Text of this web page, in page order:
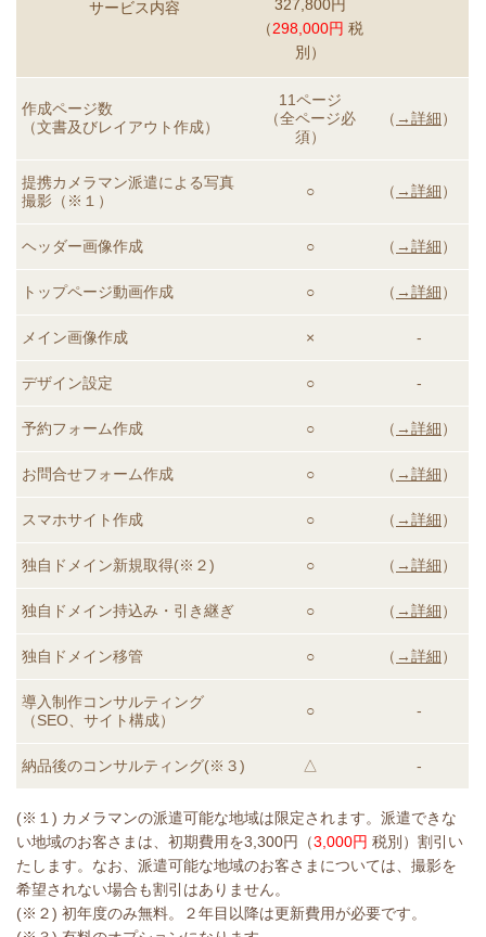
サービス内容
327,800円
（298,000円 税
別）
作成ページ数
（文書及びレイアウト作成）
11ページ
（全ページ必
須）
（ →詳細）
提携カメラマン派遣による写真
撮影（※１）
○ （ →詳細）
ヘッダー画像作成 ○ （ →詳細）
トップページ動画作成 ○ （ →詳細）
メイン画像作成 × -
デザイン設定 ○ -
予約フォーム作成 ○ （ →詳細）
お問合せフォーム作成 ○ （ →詳細）
スマホサイト作成 ○ （ →詳細）
独自ドメイン新規取得(※２) ○ （ →詳細）
独自ドメイン持込み・引き継ぎ ○ （ →詳細）
独自ドメイン移管 ○ （ →詳細）
導入制作コンサルティング
（SEO、サイト構成）
○ -
納品後のコンサルティング(※３) △ -
(※１) カメラマンの派遣可能な地域は限定されます。派遣できな
い地域のお客さまは、初期費用を3,300円（3,000円 税別）割引い
たします。なお、派遣可能な地域のお客さまについては、撮影を
希望されない場合も割引はありません。
(※２) 初年度のみ無料。２年目以降は更新費用が必要です。